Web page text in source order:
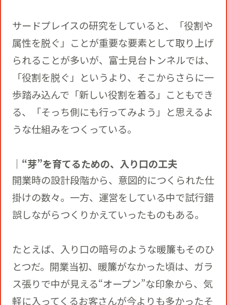
サードプレイスの研究をしていると、「役割や
属性を脱ぐ」ことが重要な要素として取り上げ
られることが多いが、富士見台トンネルでは、
「役割を脱ぐ」というより、そこからさらに一
歩踏み込んで「新しい役割を着る」こともでき
る、「そっち側にも行ってみよう」と思えるよ
うな仕組みをつくっている。
｜“芽”を育てるための、入り口の工夫
開業時の設計段階から、意図的につくられた仕
掛けの数々。一方、運営をしている中で試行錯
誤しながらつくりかえていったものもある。
たとえば、入り口の暗号のような暖簾もそのひ
とつだ。開業当初、暖簾がなかった頃は、ガラ
ス張りで中が見える“オープン”な印象から、気
軽に入ってくるお客さんが今よりも多かったそ